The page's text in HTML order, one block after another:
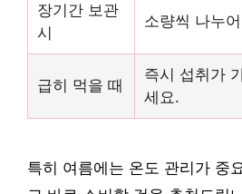
장기간 보관
시
소량씩 나누
급히 먹을 때
즉시 섭취가
세요.
특히 여름에는 온도 관리가 중